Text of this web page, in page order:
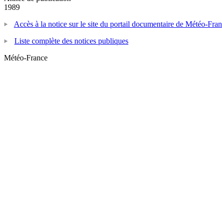
1989
Accès à la notice sur le site du portail documentaire de Météo-
Liste complète des notices publiques
Météo-France